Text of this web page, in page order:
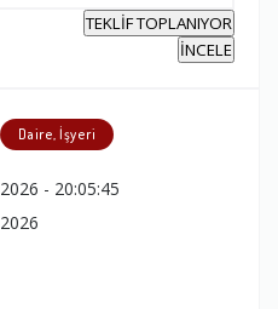
TEKLİF TOPLANIYOR
İNCELE
Daire, İşyeri
- 20:05:45